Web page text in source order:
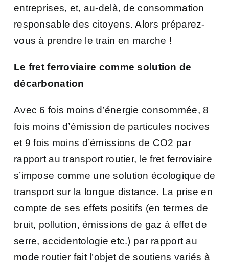
entreprises, et, au-delà, de consommation
responsable des citoyens. Alors préparez-
vous à prendre le train en marche !
Le fret ferroviaire comme solution de
décarbonation
Avec 6 fois moins d’énergie consommée, 8
fois moins d’émission de particules nocives
et 9 fois moins d’émissions de CO2 par
rapport au transport routier, le fret ferroviaire
s’impose comme une solution écologique de
transport sur la longue distance. La prise en
compte de ses effets positifs (en termes de
bruit, pollution, émissions de gaz à effet de
serre, accidentologie etc.) par rapport au
mode routier fait l’objet de soutiens variés à